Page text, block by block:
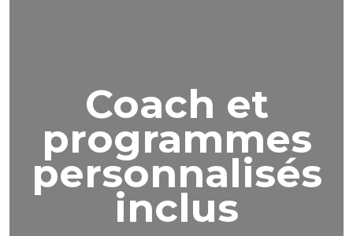
Coach et
programmes
personnalisés
inclus